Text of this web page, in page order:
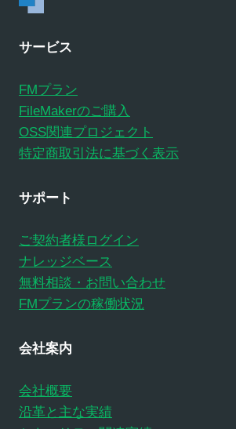
サービス
FMプラン
FileMakerのご購入
OSS関連プロジェクト
特定商取引法に基づく表示
サポート
ご契約者様ログイン
ナレッジベース
無料相談・お問い合わせ
FMプランの稼働状況
会社案内
会社概要
沿革と主な実績